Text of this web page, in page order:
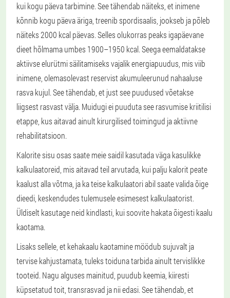
kui kogu päeva tarbimine. See tähendab näiteks, et inimene
kõnnib kogu päeva äriga, treenib spordisaalis, jookseb ja põleb
näiteks 2000 kcal päevas. Selles olukorras peaks igapäevane
dieet hõlmama umbes 1900–1950 kcal. Seega eemaldatakse
aktiivse elurütmi säilitamiseks vajalik energiapuudus, mis viib
inimene, olemasolevast reservist akumuleerunud nahaaluse
rasva kujul. See tähendab, et just see puudused võetakse
liigsest rasvast välja. Muidugi ei puuduta see rasvumise kriitilisi
etappe, kus aitavad ainult kirurgilised toimingud ja aktiivne
rehabilitatsioon.
Kalorite sisu osas saate meie saidil kasutada väga kasulikke
kalkulaatoreid, mis aitavad teil arvutada, kui palju kalorit peate
kaalust alla võtma, ja ka teise kalkulaatori abil saate valida õige
dieedi, keskendudes tulemusele esimesest kalkulaatorist.
Üldiselt kasutage neid kindlasti, kui soovite hakata õigesti kaalu
kaotama.
Lisaks sellele, et kehakaalu kaotamine möödub sujuvalt ja
tervise kahjustamata, tuleks toiduna tarbida ainult tervislikke
tooteid. Nagu alguses mainitud, puudub keemia, kiiresti
küpsetatud toit, transrasvad ja nii edasi. See tähendab, et